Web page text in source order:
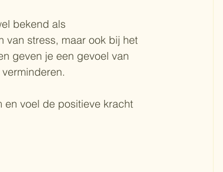
bekend als
van stress, maar ook bij het
geven je een gevoel van
en voel de positieve kracht